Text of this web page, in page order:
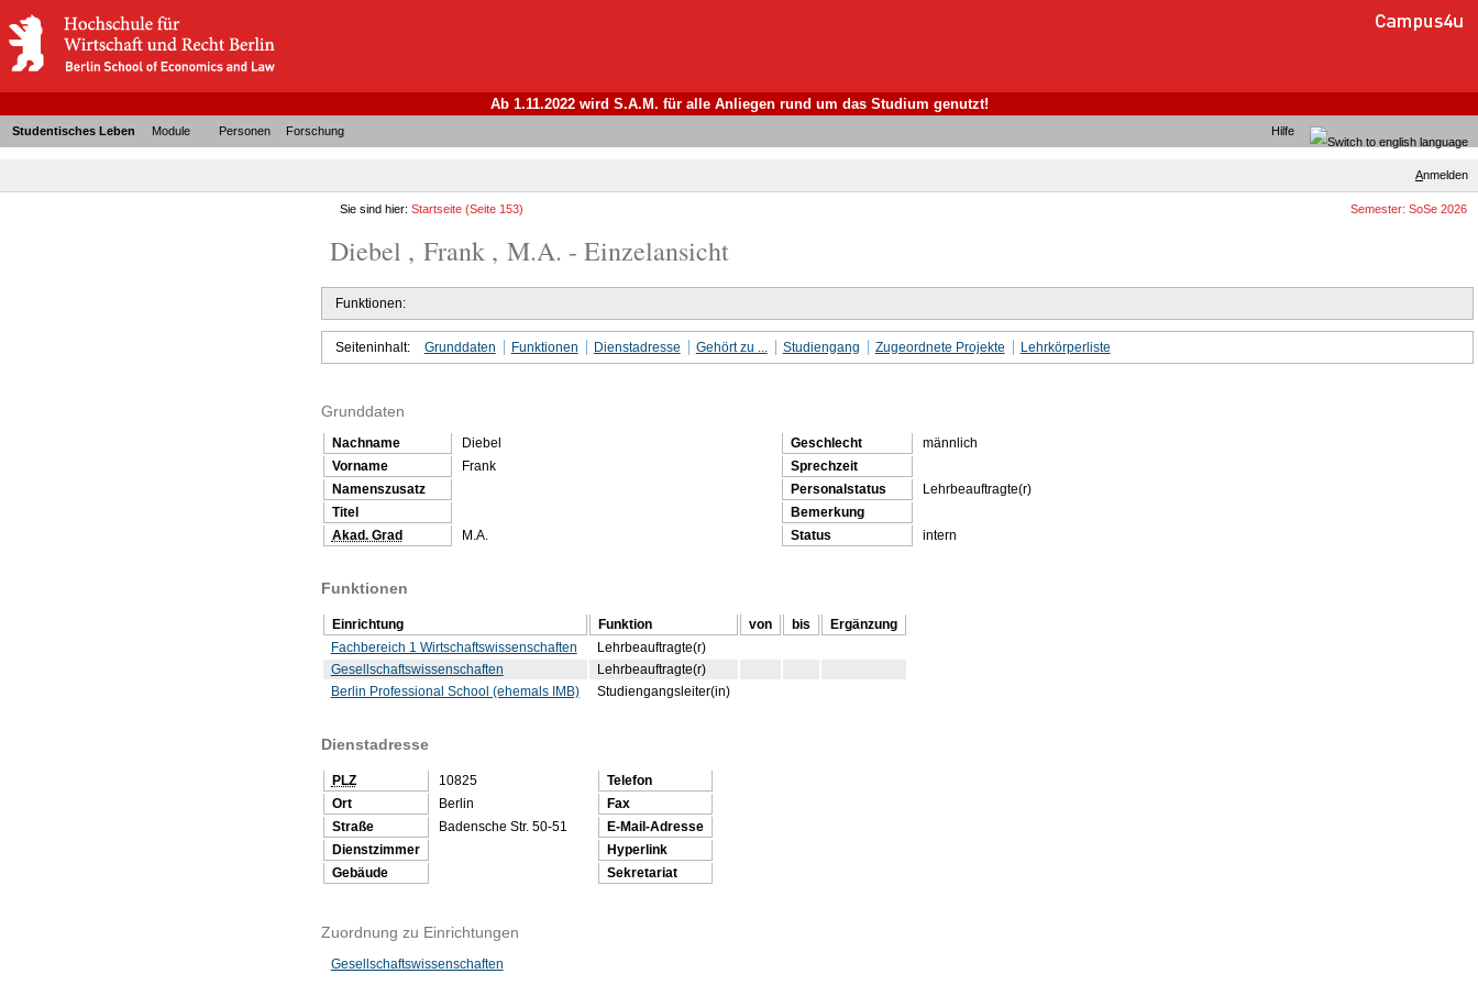
Ab 1.11.2022 wird S.A.M. für alle Anliegen rund um das Studium genutzt!
Studentisches Leben Module Personen Forschung Hilfe
Anmelden
Sie sind hier:Startseite (Seite 153) Semester: SoSe 2026
Diebel , Frank , M.A. - Einzelansicht
Funktionen:
Seiteninhalt: Grunddaten Funktionen Dienstadresse Gehört zu ... Studiengang Zugeordnete Projekte Lehrkörperliste
Grunddaten
Nachname Diebel Geschlecht
männlich
Vorname
Frank
Sprechzeit
Namenszusatz
Personalstatus
Lehrbeauftragte(r)
Titel
Bemerkung
Akad. Grad
M.A. Status intern
Funktionen
Einrichtung Funktion von bis
Ergänzung
Fachbereich 1 Wirtschaftswissenschaften
Lehrbeauftragte(r)
Gesellschaftswissenschaften
Lehrbeauftragte(r)
Berlin Professional School (ehemals IMB)
Studiengangsleiter(in)
Dienstadresse
PLZ 10825
Telefon
Ort
Berlin
Fax
Straße
Badensche Str. 50-51
E-Mail-Adresse
Dienstzimmer
Hyperlink
Gebäude
Sekretariat
Zuordnung zu Einrichtungen
Gesellschaftswissenschaften